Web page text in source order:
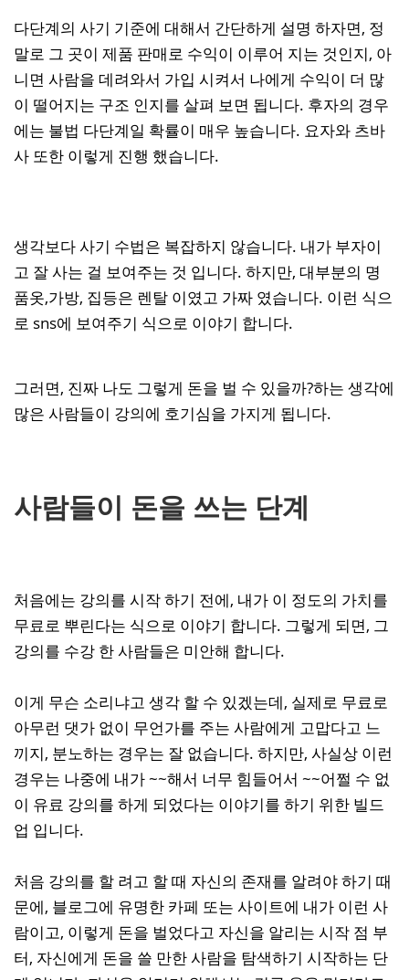
다단계의 사기 기준에 대해서 간단하게 설명 하자면, 정
말로 그 곳이 제품 판매로 수익이 이루어 지는 것인지, 아
니면 사람을 데려와서 가입 시켜서 나에게 수익이 더 많
이 떨어지는 구조 인지를 살펴 보면 됩니다. 후자의 경우
에는 불법 다단계일 확률이 매우 높습니다. 요자와 츠바
사 또한 이렇게 진행 했습니다.
생각보다 사기 수법은 복잡하지 않습니다. 내가 부자이
고 잘 사는 걸 보여주는 것 입니다. 하지만, 대부분의 명
품옷,가방, 집등은 렌탈 이였고 가짜 였습니다. 이런 식으
로 sns에 보여주기 식으로 이야기 합니다.
그러면, 진짜 나도 그렇게 돈을 벌 수 있을까?하는 생각에
많은 사람들이 강의에 호기심을 가지게 됩니다.
사람들이 돈을 쓰는 단계
처음에는 강의를 시작 하기 전에, 내가 이 정도의 가치를
무료로 뿌린다는 식으로 이야기 합니다. 그렇게 되면, 그
강의를 수강 한 사람들은 미안해 합니다.
이게 무슨 소리냐고 생각 할 수 있겠는데, 실제로 무료로
아무런 댓가 없이 무언가를 주는 사람에게 고맙다고 느
끼지, 분노하는 경우는 잘 없습니다. 하지만, 사실상 이런
경우는 나중에 내가 ~~해서 너무 힘들어서 ~~어쩔 수 없
이 유료 강의를 하게 되었다는 이야기를 하기 위한 빌드
업 입니다.
처음 강의를 할 려고 할 때 자신의 존재를 알려야 하기 때
문에, 블로그에 유명한 카페 또는 사이트에 내가 이런 사
람이고, 이렇게 돈을 벌었다고 자신을 알리는 시작 점 부
터, 자신에게 돈을 쓸 만한 사람을 탐색하기 시작하는 단